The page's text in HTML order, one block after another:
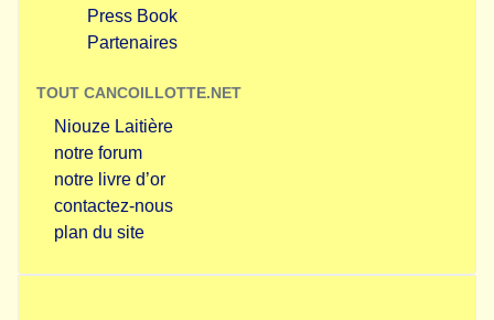
Press Book
Partenaires
TOUT CANCOILLOTTE.NET
Niouze Laitière
notre forum
notre livre d’or
contactez-nous
plan du site